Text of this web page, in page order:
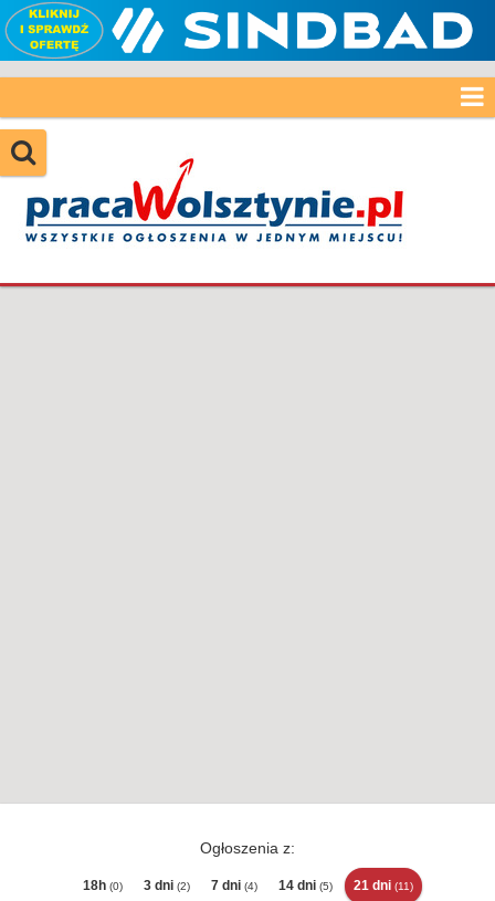
Ogłoszenia z:
18h (0) 3 dni (2) 7 dni (4) 14 dni (5) 21 dni (11)